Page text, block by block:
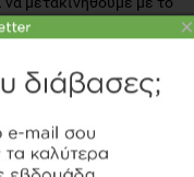
αν μας
με αυτοκίνητο), αν μας
να μπορούμε να
Συνθήκες που με μία
(walkability). Θα
×